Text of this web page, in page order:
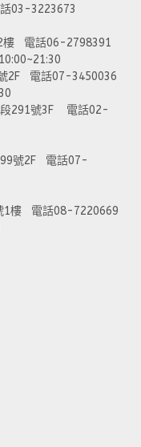
03-3223673
樓   電話06-2798391
2F   電話07-3450036
291號3F    電話02-
號2F   電話07-
1樓   電話08-7220669